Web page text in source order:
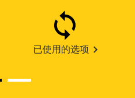
已使用的选项